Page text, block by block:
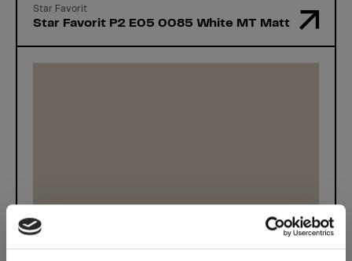
Star Favorit
Star Favorit P2 E05 0085 White MT Matt